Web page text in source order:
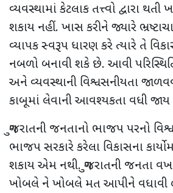
વ્યવસ્થામાં કેટલાક તત્ત્વો દ્વારા
શકાય નહીં. ખાસ કરીને જ્યારે
વ્યાપક સ્વરૂપ ધારણ કરે ત્યારે તે
નબળો બનાવી શકે છે. આવી
અને વ્યવસ્થાની વિશ્વસનીયતા
કાબૂમાં લેવાની આવશ્યકતા વધી
ગુજરાતની જનતાનો ભાજપ પરનો
ભાજપ સરકારે કરેલા વિકાસના
શકાય એમ નથી. ગુજરાતની જનતા
ખોબલે ને ખોબલે મત આપીને